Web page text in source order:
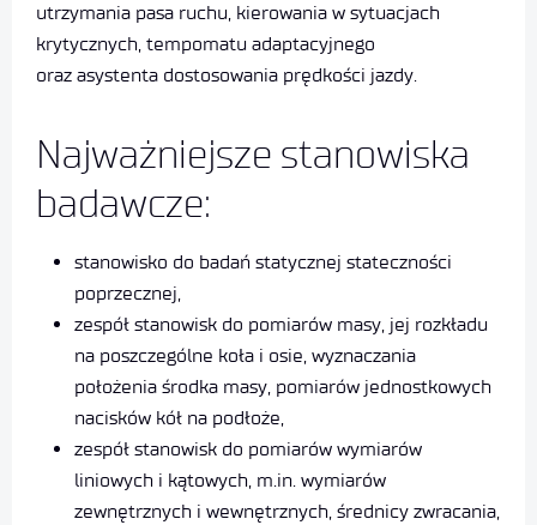
utrzymania pasa ruchu, kierowania w sytuacjach
krytycznych, tempomatu adaptacyjnego
oraz asystenta dostosowania prędkości jazdy.
Najważniejsze stanowiska
badawcze:
stanowisko do badań statycznej stateczności
poprzecznej,
zespół stanowisk do pomiarów masy, jej rozkładu
na poszczególne koła i osie, wyznaczania
położenia środka masy, pomiarów jednostkowych
nacisków kół na podłoże,
zespół stanowisk do pomiarów wymiarów
liniowych i kątowych, m.in. wymiarów
zewnętrznych i wewnętrznych, średnicy zwracania,